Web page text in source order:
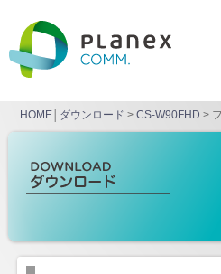
HOME ダウンロード > CS-W90FHD >